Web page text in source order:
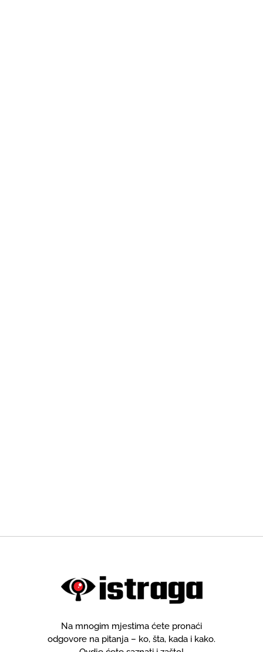
Na mnogim mjestima ćete pronaći
odgovore na pitanja – ko, šta, kada i kako.